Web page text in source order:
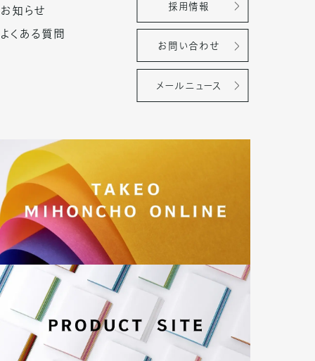
お知らせ
よくある質問
採用情報
お問い合わせ
メールニュース